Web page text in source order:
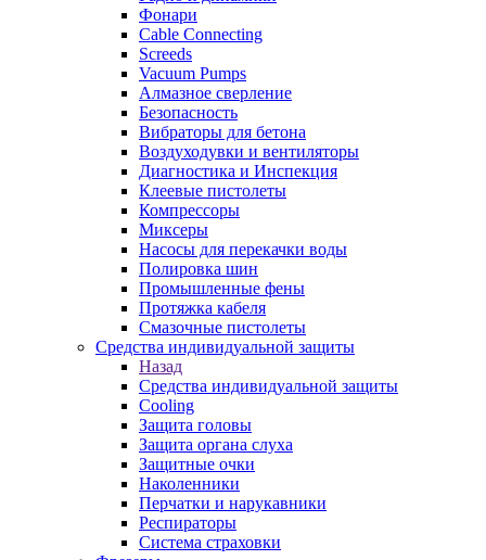
Фонари
Cable Connecting
Screeds
Vacuum Pumps
Алмазное сверление
Безопасность
Вибраторы для бетона
Воздуходувки и вентиляторы
Диагностика и Инспекция
Клеевые пистолеты
Компрессоры
Миксеры
Насосы для перекачки воды
Полировка шин
Промышленные фены
Протяжка кабеля
Смазочные пистолеты
Средства индивидуальной защиты
Назад
Средства индивидуальной защиты
Cooling
Защита головы
Защита органа слуха
Защитные очки
Наколенники
Перчатки и нарукавники
Респираторы
Система страховки